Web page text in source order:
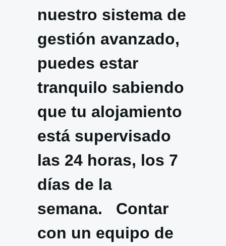
nuestro sistema de
gestión avanzado,
puedes estar
tranquilo sabiendo
que tu alojamiento
está supervisado
las 24 horas, los 7
días de la
semana. Contar
con un equipo de